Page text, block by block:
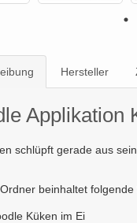
Hersteller
Applikation
schlüpft gerade aus
beinhaltet folgende
Küken im Ei